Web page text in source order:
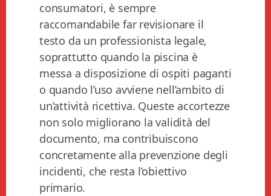
consumatori, è sempre
raccomandabile far revisionare il
testo da un professionista legale,
soprattutto quando la piscina è
messa a disposizione di ospiti paganti
o quando l’uso avviene nell’ambito di
un’attività ricettiva. Queste accortezze
non solo migliorano la validità del
documento, ma contribuiscono
concretamente alla prevenzione degli
incidenti, che resta l’obiettivo
primario.